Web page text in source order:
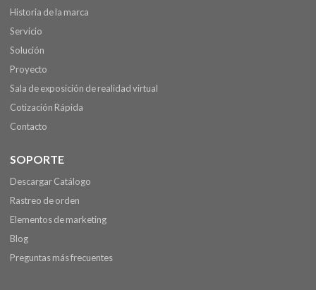
Historia de la marca
Servicio
Solución
Proyecto
Sala de exposición de realidad virtual
Cotización Rápida
Contacto
SOPORTE
Descargar Catálogo
Rastreo de orden
Elementos de marketing
Blog
Preguntas más frecuentes